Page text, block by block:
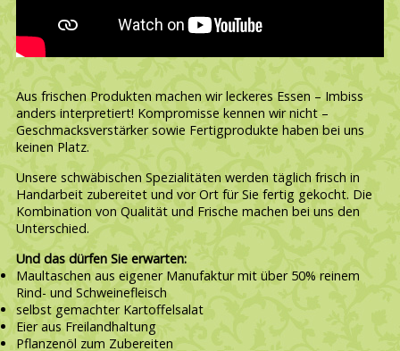
Aus frischen Produkten machen wir leckeres Essen – Imbiss
anders interpretiert! Kompromisse kennen wir nicht –
Geschmacksverstärker sowie Fertigprodukte haben bei uns
keinen Platz.
Unsere schwäbischen Spezialitäten werden täglich frisch in
Handarbeit zubereitet und vor Ort für Sie fertig gekocht. Die
Kombination von Qualität und Frische machen bei uns den
Unterschied.
Und das dürfen Sie erwarten:
Maultaschen aus eigener Manufaktur mit über 50% reinem
Rind- und Schweinefleisch
selbst gemachter Kartoffelsalat
Eier aus Freilandhaltung
Pflanzenöl zum Zubereiten